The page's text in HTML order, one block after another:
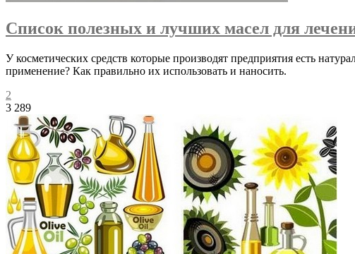
Список полезных и лучших масел для
У косметических средств которые производят предприятия есть
применение? Как правильно их использовать и наносить.
2
3 289